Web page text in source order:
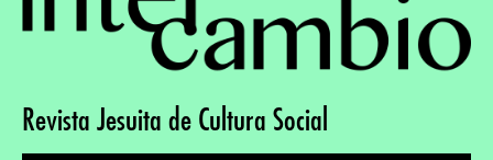
Revista Jesuita de Cultura Social